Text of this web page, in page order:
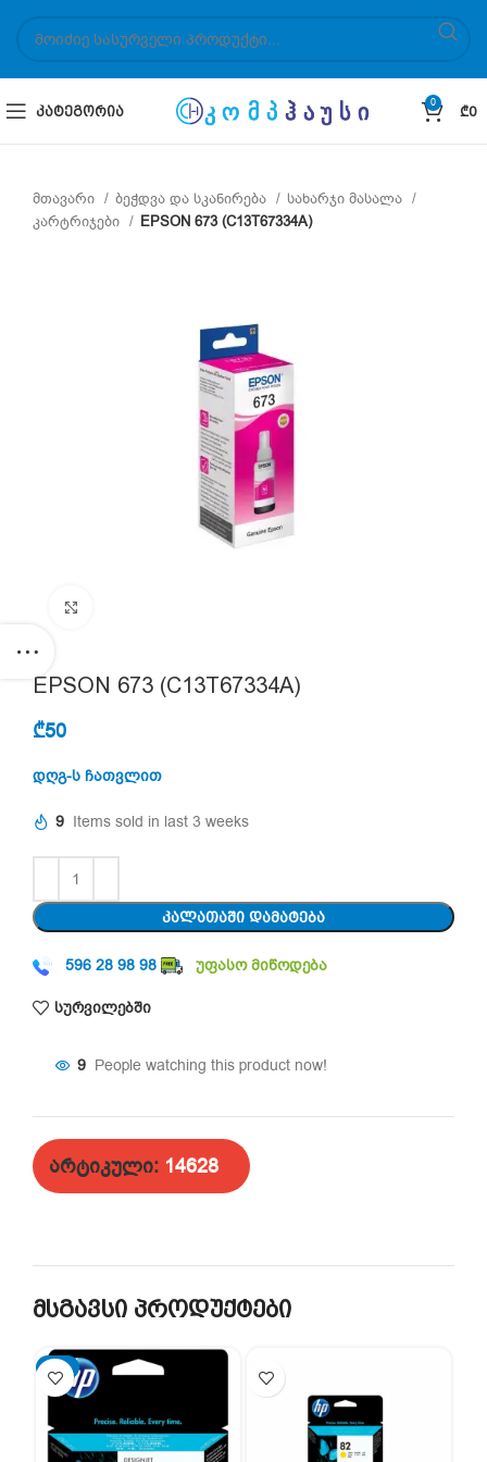
ᲙᲐᲢᲔᲒᲝᲠᲘᲐ
0
₾0
მთავარი ბეჭდვა და სკანირება
სახარჯი მასალა
კარტრიჯები
EPSON 673 (C13T67334A)
EPSON 673 (C13T67334A)
₾50
დღგ-ს ჩათვლით
9 Items sold in last 3 weeks
ᲙᲐᲚᲐᲗᲐᲨᲘ ᲓᲐᲛᲐᲢᲔᲑᲐ
596 28 98 98 უფასო მიწოდება
სურვილებში
12 People watching this product now!
არტიკული: 14628
მსგავსი პროდუქტები
-2%